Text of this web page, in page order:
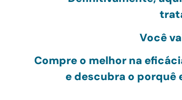
Você
Compre o melhor na
e descubra o porquê